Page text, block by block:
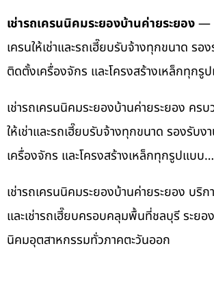
เช่ารถเครนนิคมระยองบ้านค่ายระยอง—
เครนให้เช่าและรถเฮี๊ยบรับจ้างทุกขนาด รอ
ติดตั้งเครื่องจักร และโครงสร้างเหล็กทุกรู
เช่ารถเครนนิคมระยองบ้านค่ายระยอง ครบ
ให้เช่าและรถเฮี๊ยบรับจ้างทุกขนาด รองรับ
เครื่องจักร และโครงสร้างเหล็กทุกรูปแบบ…
เช่ารถเครนนิคมระยองบ้านค่ายระยอง บริก
และเช่ารถเฮี๊ยบครอบคลุมพื้นที่ชลบุรี ระยอง
นิคมอุตสาหกรรมทั่วภาคตะวันออก